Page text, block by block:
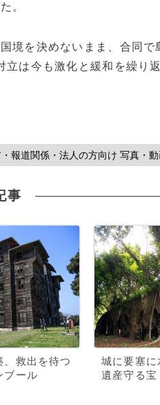
。
を決めないまま、合同で
は今も激化と緩和を繰り返
・報道関係・法人の方向け 写真・
事
、救出を待つ
ブール
城に要塞
遺産守る宝